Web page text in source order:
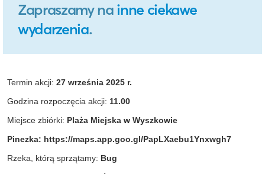
Zapraszamy na inne ciekawe
wydarzenia.
Termin akcji: 27 września 2025 r.
Godzina rozpoczęcia akcji: 11.00
Miejsce zbiórki: Plaża Miejska w Wyszkowie
Pinezka: https://maps.app.goo.gl/PapLXaebu1Ynxwgh7
Rzeka, którą sprzątamy: Bug